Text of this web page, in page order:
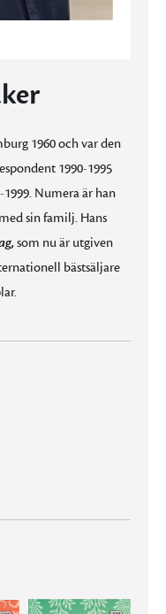
1960 och var den
1990-1995
Numera är han
sin familj. Hans
som nu är utgiven
bästsäljare